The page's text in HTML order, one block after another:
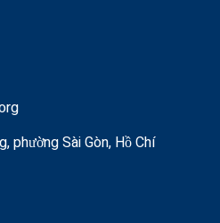
phường Sài Gòn, Hồ Chí